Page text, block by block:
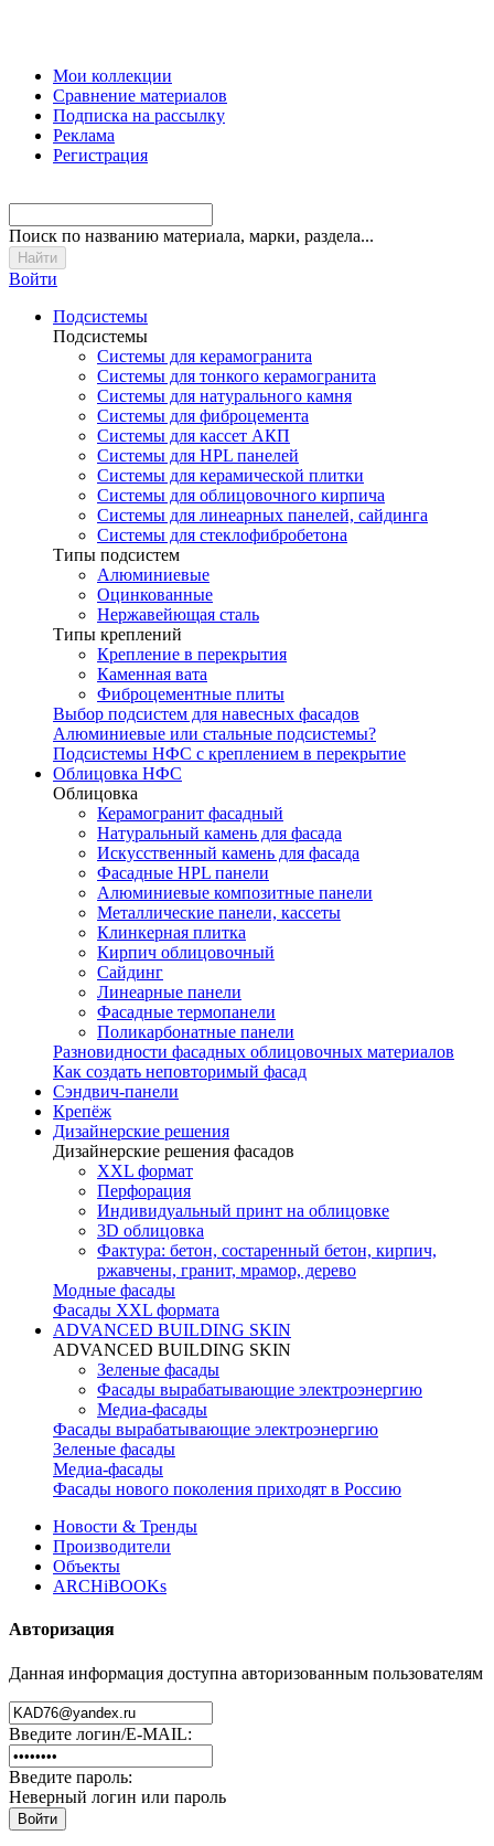
Мои коллекции
Сравнение материалов
Подписка на рассылку
Реклама
Регистрация
Поиск по названию материала, марки, раздела...
Войти
Подсистемы
Подсистемы
Системы для керамогранита
Системы для тонкого керамогранита
Системы для натурального камня
Системы для фиброцемента
Системы для кассет АКП
Системы для HPL панелей
Системы для керамической плитки
Системы для облицовочного кирпича
Системы для линеарных панелей, сайдинга
Системы для стеклофибробетона
Типы подсистем
Алюминиевые
Оцинкованные
Нержавейющая сталь
Типы креплений
Крепление в перекрытия
Каменная вата
Фиброцементные плиты
Выбор подсистем для навесных фасадов
Алюминиевые или стальные подсистемы?
Подсистемы НФС с креплением в перекрытие
Облицовка НФС
Облицовка
Керамогранит фасадный
Натуральный камень для фасада
Искусственный камень для фасада
Фасадные HPL панели
Алюминиевые композитные панели
Металлические панели, кассеты
Клинкерная плитка
Кирпич облицовочный
Сайдинг
Линеарные панели
Фасадные термопанели
Поликарбонатные панели
Разновидности фасадных облицовочных материалов
Как создать неповторимый фасад
Сэндвич-панели
Крепёж
Дизайнерские решения
Дизайнерские решения фасадов
XXL формат
Перфорация
Индивидуальный принт на облицовке
3D облицовка
Фактура: бетон, состаренный бетон, кирпич,
ржавчены, гранит, мрамор, дерево
Модные фасады
Фасады XXL формата
ADVANCED BUILDING SKIN
ADVANCED BUILDING SKIN
Зеленые фасады
Фасады вырабатывающие электроэнергию
Медиа-фасады
Фасады вырабатывающие электроэнергию
Зеленые фасады
Медиа-фасады
Фасады нового поколения приходят в Россию
Новости & Тренды
Производители
Объекты
ARCHiBOOKs
Авторизация
Данная информация доступна авторизованным пользователям
Введите логин/E-MAIL:
Введите пароль:
Неверный логин или пароль